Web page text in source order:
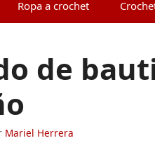
Ropa a crochet
de
Mariel Herrera